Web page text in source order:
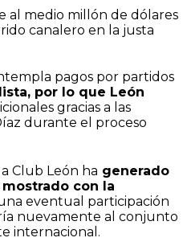
al medio millón de dólares
canalero en la justa
pagos por partidos
por lo que León
gracias a las
durante el proceso
Club León ha generado
con la
eventual participación
nuevamente al conjunto
internacional.